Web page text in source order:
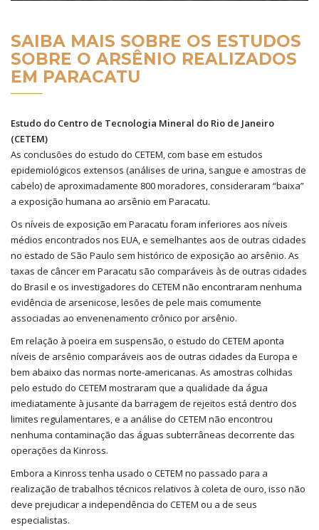
SAIBA MAIS SOBRE OS ESTUDOS
SOBRE O ARSÊNIO REALIZADOS
EM PARACATU
Estudo do Centro de Tecnologia Mineral do Rio de Janeiro
(CETEM)
As conclusões do estudo do CETEM, com base em estudos
epidemiológicos extensos (análises de urina, sangue e amostras de
cabelo) de aproximadamente 800 moradores, consideraram “baixa”
a exposição humana ao arsênio em Paracatu.
Os níveis de exposição em Paracatu foram inferiores aos níveis
médios encontrados nos EUA, e semelhantes aos de outras cidades
no estado de São Paulo sem histórico de exposição ao arsênio. As
taxas de câncer em Paracatu são comparáveis às de outras cidades
do Brasil e os investigadores do CETEM não encontraram nenhuma
evidência de arsenicose, lesões de pele mais comumente
associadas ao envenenamento crônico por arsênio.
Em relação à poeira em suspensão, o estudo do CETEM aponta
níveis de arsênio comparáveis aos de outras cidades da Europa e
bem abaixo das normas norte-americanas. As amostras colhidas
pelo estudo do CETEM mostraram que a qualidade da água
imediatamente à jusante da barragem de rejeitos está dentro dos
limites regulamentares, e a análise do CETEM não encontrou
nenhuma contaminação das águas subterrâneas decorrente das
operações da Kinross.
Embora a Kinross tenha usado o CETEM no passado para a
realização de trabalhos técnicos relativos à coleta de ouro, isso não
deve prejudicar a independência do CETEM ou a de seus
especialistas.